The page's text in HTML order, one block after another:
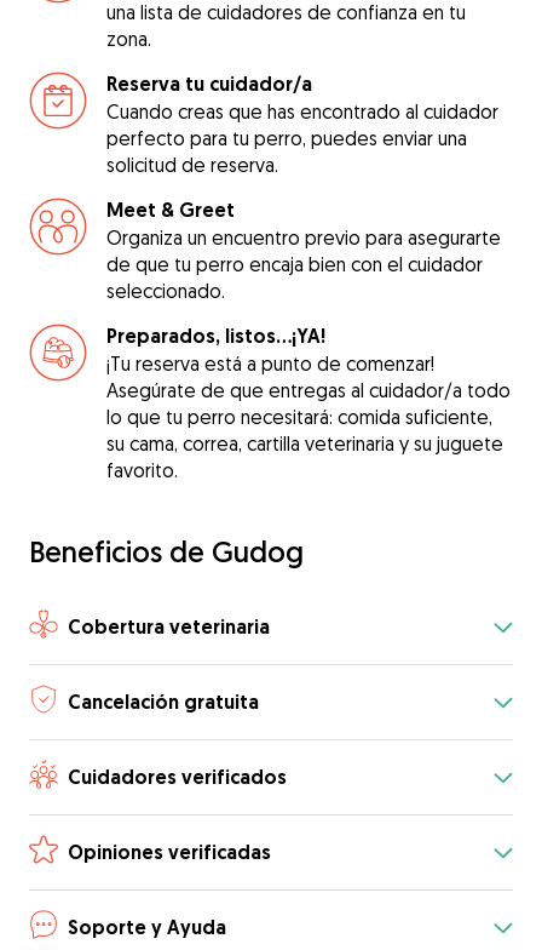
una lista de cuidadores de confianza en tu
zona.
Reserva tu cuidador/a
Cuando creas que has encontrado al cuidador
perfecto para tu perro, puedes enviar una
solicitud de reserva.
Meet & Greet
Organiza un encuentro previo para asegurarte
de que tu perro encaja bien con el cuidador
seleccionado.
Preparados, listos...¡YA!
¡Tu reserva está a punto de comenzar!
Asegúrate de que entregas al cuidador/a todo
lo que tu perro necesitará: comida suficiente,
su cama, correa, cartilla veterinaria y su juguete
favorito.
Beneficios de Gudog
Cobertura veterinaria
Cancelación gratuita
Cuidadores verificados
Opiniones verificadas
Soporte y Ayuda